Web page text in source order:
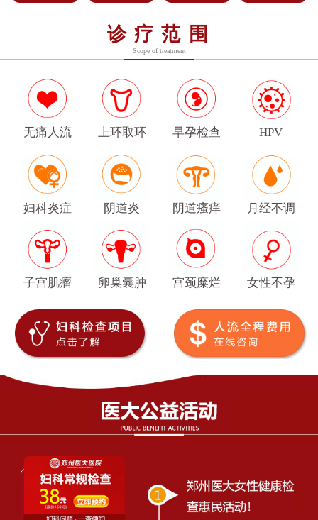
诊疗范围
Scope of treatment
无痛人流 上环取环 早孕检查 HPV
妇科炎症 阴道炎 阴道瘙痒 月经不调
子宫肌瘤 卵巢囊肿 宫颈糜烂 女性不孕